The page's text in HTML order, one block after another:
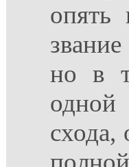
опять
но в
одной
схода,